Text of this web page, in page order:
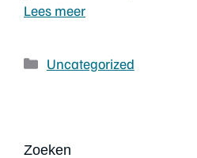
Lees meer
Uncategorized
Zoeken